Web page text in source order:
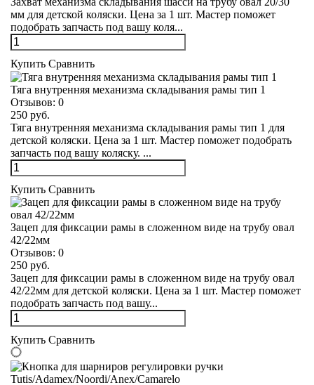
мм для детской коляски. Цена за 1 шт. Мастер поможет
подобрать запчасть под вашу коля...
Купить Сравнить
Тяга внутренняя механизма складывания рамы тип 1
Отзывов: 0
250 руб.
Тяга внутренняя механизма складывания рамы тип 1 для
детской коляски. Цена за 1 шт. Мастер поможет подобрать
запчасть под вашу коляску. ...
Купить Сравнить
Зацеп для фиксации рамы в сложенном виде на трубу овал
42/22мм
Отзывов: 0
250 руб.
Зацеп для фиксации рамы в сложенном виде на трубу овал
42/22мм для детской коляски. Цена за 1 шт. Мастер поможет
подобрать запчасть под вашу...
Купить Сравнить